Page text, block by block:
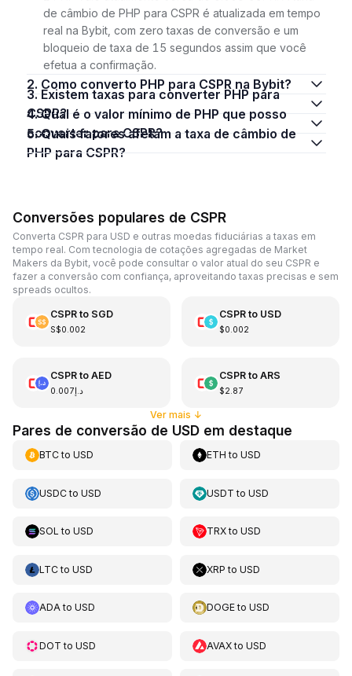
de câmbio de PHP para CSPR é atualizada em tempo
real na Bybit, com zero taxas de conversão e um
bloqueio de taxa de 15 segundos assim que você
efetua a confirmação.
2. Como converto PHP para CSPR na Bybit?
3. Existem taxas para converter PHP para
CSPR?
4. Qual é o valor mínimo de PHP que posso
converter para CSPR?
5. Quais fatores afetam a taxa de câmbio de
PHP para CSPR?
Conversões populares de CSPR
Converta CSPR para USD e outras moedas fiduciárias a taxas em
tempo real. Com tecnologia de cotações agregadas de Market
Makers da Bybit, você pode consultar o valor atual do seu CSPR e
fazer a conversão com confiança, aproveitando taxas precisas e sem
spreads ocultos.
CSPRto SGD
S$0.002
CSPRto USD
$0.002
CSPRto AED
د.إ0.007
CSPRto ARS
$2.87
Ver mais ↓
Pares de conversão de USD em destaque
BTCto USD ETH toUSD
USDCto USD USDT toUSD
SOL to USD TRXtoUSD
LTCto USD XRP toUSD
ADAto USD DOGEtoUSD
DOT to USD AVAXtoUSD